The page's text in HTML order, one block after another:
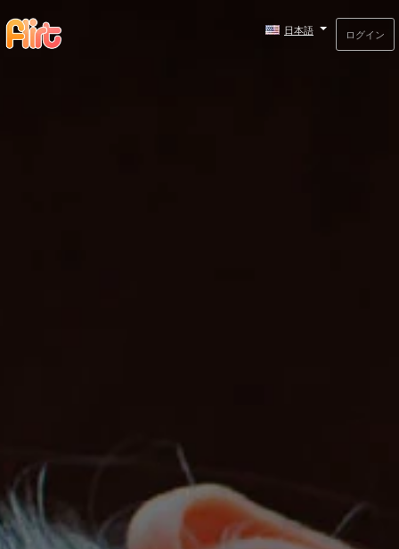
日本語 ログイン